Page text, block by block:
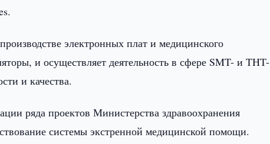
электронных плат и медицинского
и осуществляет деятельность в сфере SMT- и THT-
и качества.
ряда проектов Министерства здравоохранения
системы экстренной медицинской помощи.